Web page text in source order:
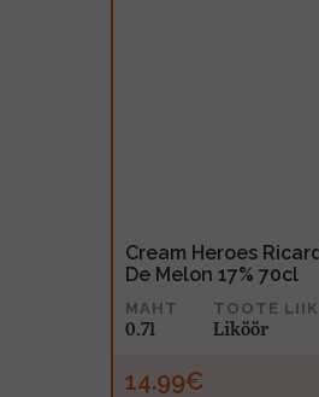
Cream Heroes
De Melon 17% 70cl
MAHT
0.7l
TOOTE LIIK
Liköör
14.99€